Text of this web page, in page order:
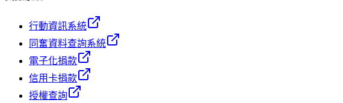
行動資訊系統
同奮資料查詢系統
電子化捐款
信用卡捐款
授權查詢